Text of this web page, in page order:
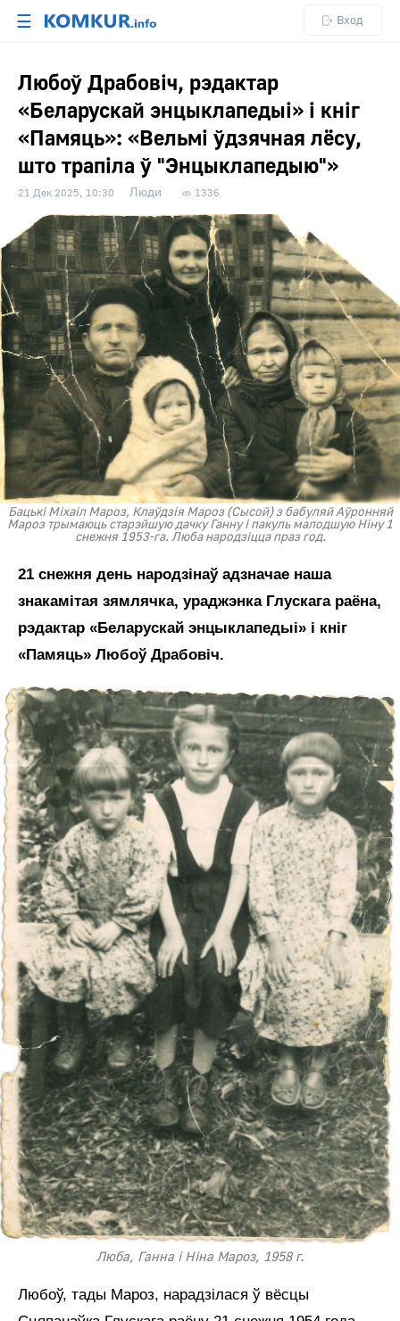
☰ Вход
Любоў Драбовіч, рэдактар
«Беларускай энцыклапедыі» і кніг
«Памяць»: «Вельмі ўдзячная лёсу,
што трапіла ў "Энцыклапедыю"»
21 Дек 2025, 10:30 Люди 1336
Бацькі Міхаіл Мароз, Клаўдзія Мароз (Сысой) з бабуляй Аўронняй
Мароз трымаюць старэйшую дачку Ганну і пакуль малодшую Ніну 1
снежня 1953-га. Люба народзіцца праз год.
21 снежня день народзінаў адзначае наша
знакамітая зямлячка, ураджэнка Глускага раёна,
рэдактар «Беларускай энцыклапедыі» і кніг
«Памяць» Любоў Драбовіч.
Люба, Ганна і Ніна Мароз, 1958 г.
Любоў, тады Мароз, нарадзілася ў вёсцы